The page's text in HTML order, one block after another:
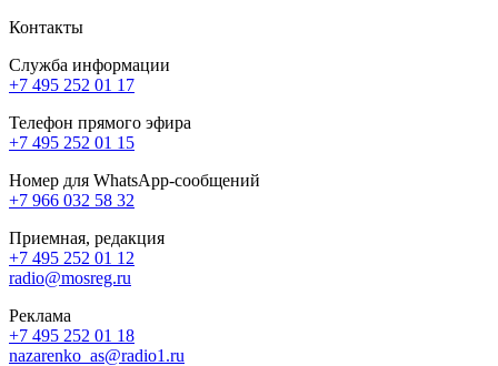
Контакты
Служба информации
+7 495 252 01 17
Телефон прямого эфира
+7 495 252 01 15
Номер для WhatsApp-сообщений
+7 966 032 58 32
Приемная, редакция
+7 495 252 01 12
radio@mosreg.ru
Реклама
+7 495 252 01 18
nazarenko_as@radio1.ru